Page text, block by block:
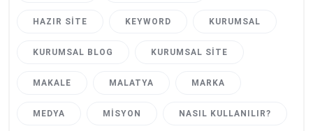
HAZIR SITE KEYWORD KURUMSAL
KURUMSAL BLOG KURUMSAL SITE
MAKALE MALATYA MARKA
MEDYA MISYON NASIL KULLANILIR?